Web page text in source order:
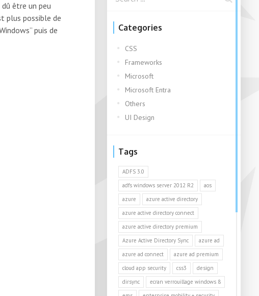
être un peu
plus possible de
puis de
Categories
CSS
Frameworks
Microsoft
Microsoft Entra
Others
UI Design
Tags
ADFS 3.0
adfs windows server 2012 R2
aos
azure
azure active directory
azure active directory connect
azure active directory premium
Azure Active Directory Sync
azure ad
azure ad connect
azure ad premium
cloud app security
css3
design
dirsync
ecran verrouillage windows 8